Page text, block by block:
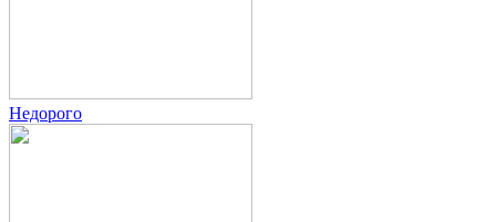
Недорого